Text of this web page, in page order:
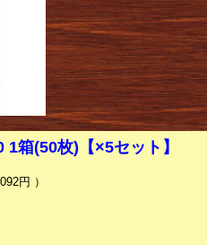
箱(50枚)【×5セット】
円 ）